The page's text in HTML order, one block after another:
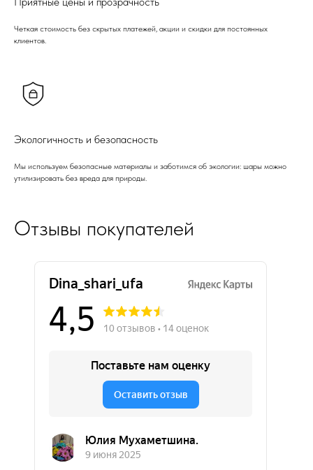
Четкая стоимость без скрытых платежей, акции и скидки для постоянных
клиентов.
Экологичность и безопасность
Мы используем безопасные материалы и заботимся об экологии: шары можно
утилизировать без вреда для природы.
Отзывы покупателей